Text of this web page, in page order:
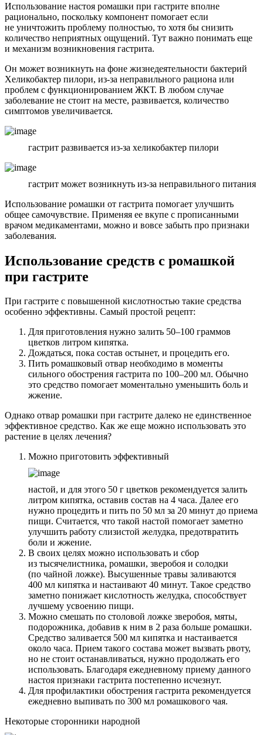
Использование настоя ромашки при гастрите вполне
рационально, поскольку компонент помогает если
не уничтожить проблему полностью, то хотя бы снизить
количество неприятных ощущений. Тут важно понимать еще
и механизм возникновения гастрита.
Он может возникнуть на фоне жизнедеятельности бактерий
Хеликобактер пилори, из-за неправильного рациона или
проблем с функционированием ЖКТ. В любом случае
заболевание не стоит на месте, развивается, количество
симптомов увеличивается.
гастрит развивается из-за хеликобактер пилори
гастрит может возникнуть из-за неправильного питания
Использование ромашки от гастрита помогает улучшить
общее самочувствие. Применяя ее вкупе с прописанными
врачом медикаментами, можно и вовсе забыть про признаки
заболевания.
Использование средств с ромашкой
при гастрите
При гастрите с повышенной кислотностью такие средства
особенно эффективны. Самый простой рецепт:
Для приготовления нужно залить 50–100 граммов
цветков литром кипятка.
Дождаться, пока состав остынет, и процедить его.
Пить ромашковый отвар необходимо в моменты
сильного обострения гастрита по 100–200 мл. Обычно
это средство помогает моментально уменьшить боль и
жжение.
Однако отвар ромашки при гастрите далеко не единственное
эффективное средство. Как же еще можно использовать это
растение в целях лечения?
Можно приготовить эффективный
настой, и для этого 50 г цветков рекомендуется залить
литром кипятка, оставив состав на 4 часа. Далее его
нужно процедить и пить по 50 мл за 20 минут до приема
пищи. Считается, что такой настой помогает заметно
улучшить работу слизистой желудка, предотвратить
боли и жжение.
В своих целях можно использовать и сбор
из тысячелистника, ромашки, зверобоя и солодки
(по чайной ложке). Высушенные травы заливаются
400 мл кипятка и настаивают 40 минут. Такое средство
заметно понижает кислотность желудка, способствует
лучшему усвоению пищи.
Можно смешать по столовой ложке зверобоя, мяты,
подорожника, добавив к ним в 2 раза больше ромашки.
Средство заливается 500 мл кипятка и настаивается
около часа. Прием такого состава может вызвать рвоту,
но не стоит останавливаться, нужно продолжать его
использовать. Благодаря ежедневному приему данного
настоя признаки гастрита постепенно исчезнут.
Для профилактики обострения гастрита рекомендуется
ежедневно выпивать по 300 мл ромашкового чая.
Некоторые сторонники народной